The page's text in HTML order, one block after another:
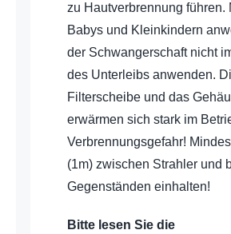
zu Hautverbrennung führen.
Babys und Kleinkindern
der Schwangerschaft nicht
des Unterleibs anwenden.
Filterscheibe und das
erwärmen sich stark im
Verbrennungsgefahr!
(1m) zwischen Strahler und
Gegenständen einhalten!
Bitte lesen Sie die